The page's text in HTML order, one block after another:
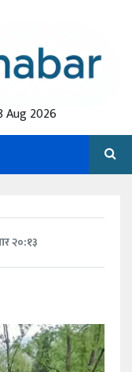
Aug 2026
२०:१३